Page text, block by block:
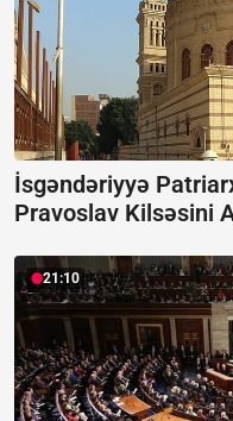
İsgəndəriyyə
Pravoslav Kilsəsini
21:10